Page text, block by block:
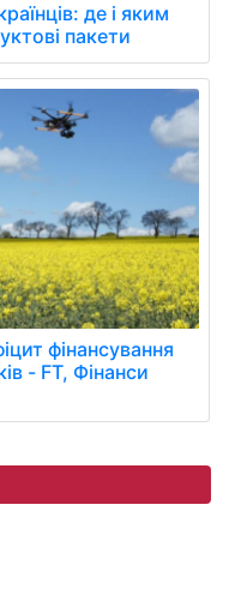
де і яким
пакети
фінансування
- FT, Фінанси